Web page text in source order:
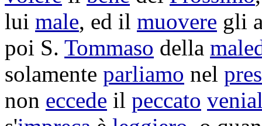
lui male, ed il muovere gli
poi S. Tommaso della
solamente parliamo nel
non eccede il peccato